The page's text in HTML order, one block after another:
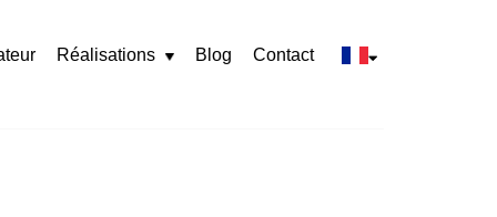
RéalisationsRozwińBlog Contact